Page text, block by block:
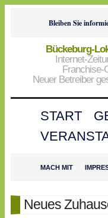
Bleiben Sie
Bückeburg-
Internet-
Franchise-
Neuer Betreiber
START
MACH MIT
Neues